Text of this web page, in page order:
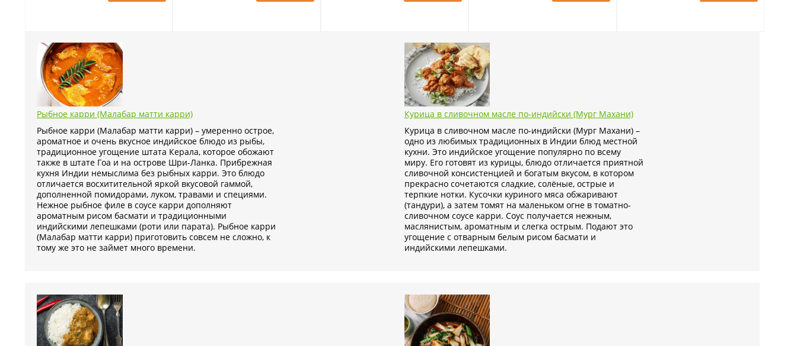
Рыбное карри (Малабар матти карри)
Рыбное карри (Малабар матти карри) – умеренно острое,
ароматное и очень вкусное индийское блюдо из рыбы,
традиционное угощение штата Керала, которое обожают
также в штате Гоа и на острове Шри-Ланка. Прибрежная
кухня Индии немыслима без рыбных карри. Это блюдо
отличается восхитительной яркой вкусовой гаммой,
дополненной помидорами, луком, травами и специями.
Нежное рыбное филе в соусе карри дополняют
ароматным рисом басмати и традиционными
индийскими лепешками (роти или парата). Рыбное карри
(Малабар матти карри) приготовить совсем не сложно, к
тому же это не займет много времени.
Курица в сливочном масле по-индийски (Мург Махани)
Курица в сливочном масле по-индийски (Мург Махани) –
одно из любимых традиционных в Индии блюд местной
кухни. Это индийское угощение популярно по всему
миру. Его готовят из курицы, блюдо отличается приятной
сливочной консистенцией и богатым вкусом, в котором
прекрасно сочетаются сладкие, солёные, острые и
терпкие нотки. Кусочки куриного мяса обжаривают
(тандури), а затем томят на маленьком огне в томатно-
сливочном соусе карри. Соус получается нежным,
маслянистым, ароматным и слегка острым. Подают это
угощение с отварным белым рисом басмати и
индийскими лепешками.